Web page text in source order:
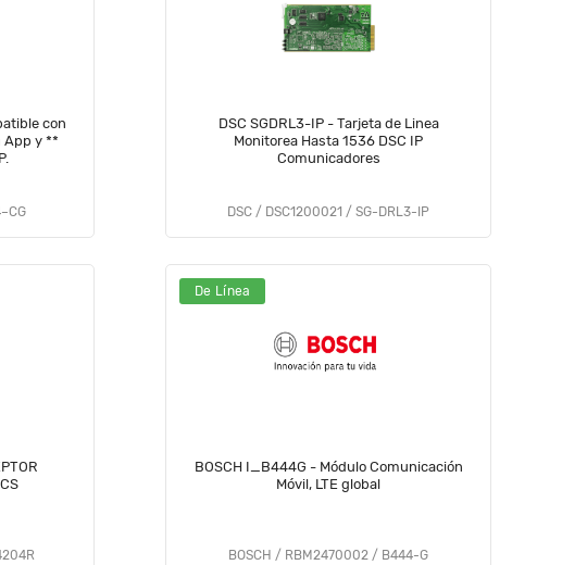
con
App y **
DSC SGDRL3-IP - Tarjeta de Linea
Monitorea Hasta 1536 DSC IP
Comunicadores
DSC / DSC1200021 / SG-DRL3-IP
De Línea
BOSCH I_B444G - Módulo Comunicación
Móvil, LTE global
BOSCH / RBM2470002 / B444-G